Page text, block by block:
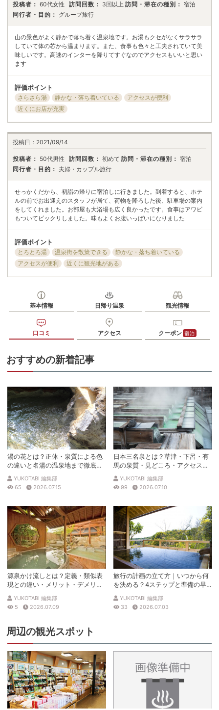
投稿者： 60代女性 訪問回数： 3回以上 訪問・滞在の種別： 宿泊
同行者・目的： グループ旅行
山の景色がよく静かで落ち着く温泉地です。お湯もクセがなくサラサラ
していて体の芯から温まります。また、食事も色々と工夫されていて美
味しいです。高速のインターを降りてすぐなのでアクセスもいいと思い
ます
評価ポイント
さらさら湯 静かな・落ち着いている
アクセスが便利
近くにお店が充実
投稿日： 2021/09/14
投稿者： 50代男性 訪問回数： 初めて 訪問・滞在の種別： 宿泊
同行者・目的： 夫婦・カップル旅行
せっかくだから、初詣の帰りに宿泊しに行きました。到着すると、ホテ
ルの前でお出迎えのスタッフが居て、荷物を降ろした後、駐車場の案内
をしてくれました。お部屋も大浴場も広く良かったです。食事はアワビ
もついてビックリしました。味もよくお腹いっぱいになりました
評価ポイント
とろとろ湯 温泉街を散策できる
静かな・落ち着いている
アクセスが便利
近くに観光地がある
基本情報 日帰り温泉 観光情報
口コミ アクセス クーポン 宿泊
おすすめの新着記事
湯の花とは？正体・泉質による色
の違いと名湯の温泉地まで徹底解
説
YUKOTABI 編集部
65
2026.07.15
日本三名泉とは？草津・下呂・有
馬の泉質・見どころ・アクセスを
徹底解説
YUKOTABI 編集部
99
2026.07.10
源泉かけ流しとは？定義・類似表
現との違い・メリット・デメリッ
トを解説
YUKOTABI 編集部
5
2026.07.09
旅行の計画の立て方｜いつから何
を決める？4ステップと準備の早
見表
YUKOTABI 編集部
33
2026.07.03
周辺の観光スポット